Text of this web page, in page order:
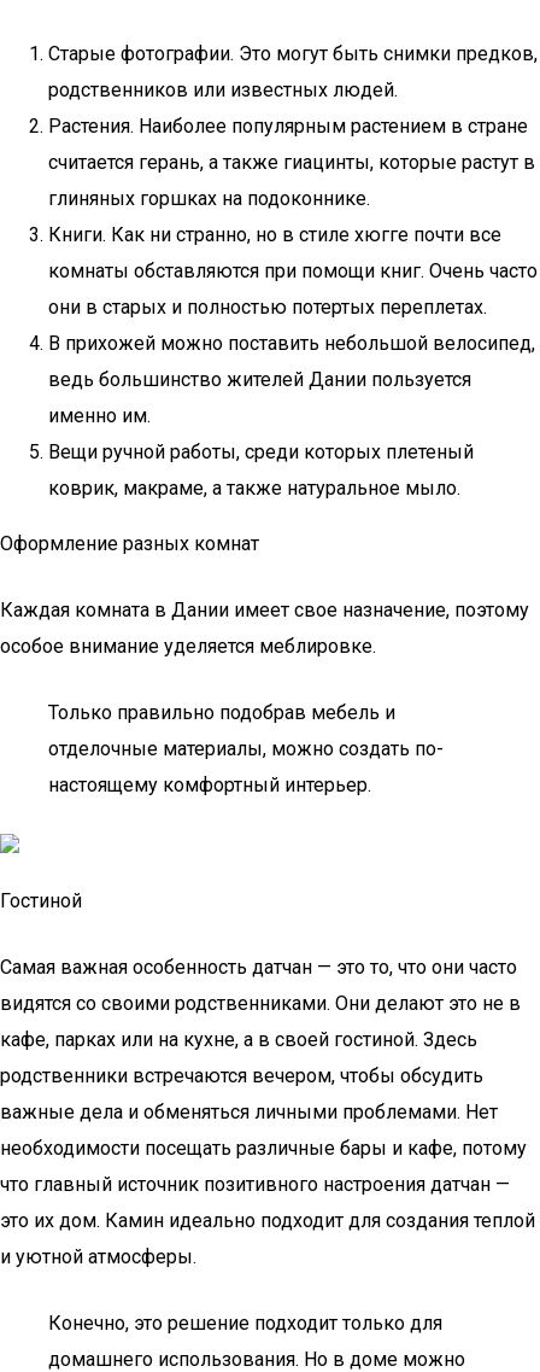
Старые фотографии. Это могут быть снимки предков,
родственников или известных людей.
Растения. Наиболее популярным растением в стране
считается герань, а также гиацинты, которые растут в
глиняных горшках на подоконнике.
Книги. Как ни странно, но в стиле хюгге почти все
комнаты обставляются при помощи книг. Очень часто
они в старых и полностью потертых переплетах.
В прихожей можно поставить небольшой велосипед,
ведь большинство жителей Дании пользуется
именно им.
Вещи ручной работы, среди которых плетеный
коврик, макраме, а также натуральное мыло.
Оформление разных комнат
Каждая комната в Дании имеет свое назначение, поэтому
особое внимание уделяется меблировке.
Только правильно подобрав мебель и
отделочные материалы, можно создать по-
настоящему комфортный интерьер.
Гостиной
Самая важная особенность датчан — это то, что они часто
видятся со своими родственниками. Они делают это не в
кафе, парках или на кухне, а в своей гостиной. Здесь
родственники встречаются вечером, чтобы обсудить
важные дела и обменяться личными проблемами. Нет
необходимости посещать различные бары и кафе, потому
что главный источник позитивного настроения датчан —
это их дом. Камин идеально подходит для создания теплой
и уютной атмосферы.
Конечно, это решение подходит только для
домашнего использования. Но в доме можно